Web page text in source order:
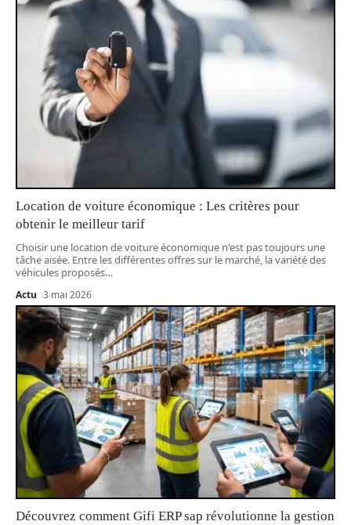
Location de voiture économique : Les critères pour
obtenir le meilleur tarif
Choisir une location de voiture économique n'est pas toujours une
tâche aisée. Entre les différentes offres sur le marché, la variété des
véhicules proposés…
Actu 3 mai 2026
Découvrez comment Gifi ERP sap révolutionne la gestion